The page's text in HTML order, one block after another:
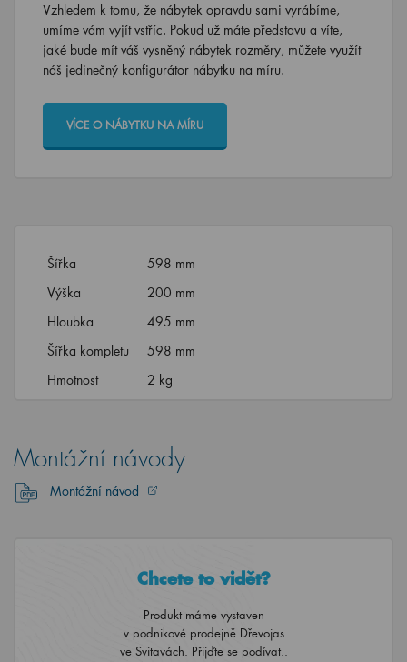
Vzhledem k tomu, že nábytek opravdu sami vyrábíme,
umíme vám vyjít vstříc. Pokud už máte představu a víte,
jaké bude mít váš vysněný nábytek rozměry, můžete využít
náš jedinečný konfigurátor nábytku na míru.
VÍCE O NÁBYTKU NA MÍRU
Šířka
598 mm
Výška
200 mm
Hloubka
495 mm
Šířka kompletu
598 mm
Hmotnost
2 kg
Montážní návody
Montážní návod
Chcete to vidět?
Produkt máme vystaven
v podnikové prodejně Dřevojas
ve Svitavách. Přijďte se podívat..